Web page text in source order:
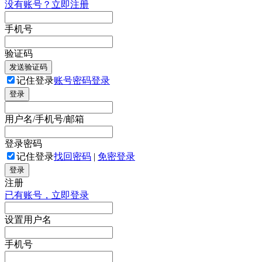
没有账号？立即注册
手机号
验证码
发送验证码
记住登录账号密码登录
登录
用户名/手机号/邮箱
登录密码
记住登录找回密码 | 免密登录
登录
注册
已有账号，立即登录
设置用户名
手机号